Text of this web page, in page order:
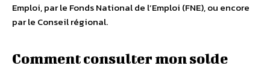
Emploi, par le Fonds National de l’Emploi (FNE), ou encore
par le Conseil régional.
Comment consulter mon solde